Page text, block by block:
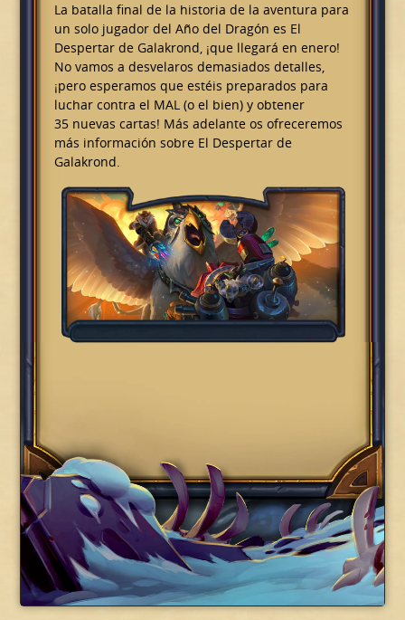
La batalla final de la historia de la aventura para
un solo jugador del Año del Dragón es El
Despertar de Galakrond, ¡que llegará en enero!
No vamos a desvelaros demasiados detalles,
¡pero esperamos que estéis preparados para
luchar contra el MAL (o el bien) y obtener
35 nuevas cartas! Más adelante os ofreceremos
más información sobre El Despertar de
Galakrond.